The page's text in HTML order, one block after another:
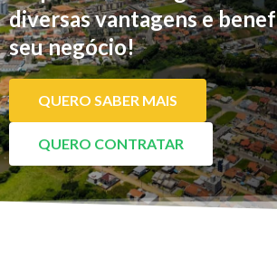
diversas vantagens e
seu negócio!
QUERO SABER MAIS
QUERO CONTRATAR